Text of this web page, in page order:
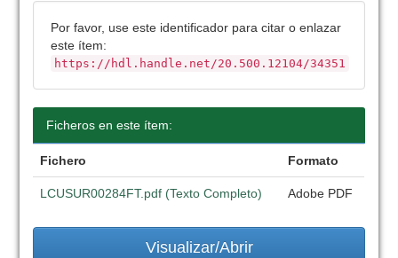
Por favor, use este identificador para citar o enlazar
este ítem:
https://hdl.handle.net/20.500.12104/34351
Ficheros en este ítem:
Fichero Formato
LCUSUR00284FT.pdf (Texto Completo) Adobe PDF
Visualizar/Abrir